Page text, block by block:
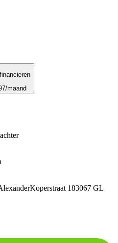
/maand
Koperstraat 183067 GL